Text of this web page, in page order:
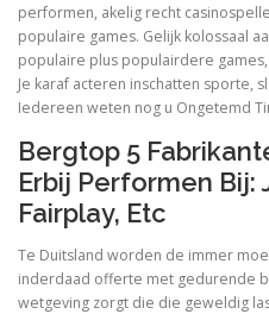
performen, akelig recht
populaire games. Gelijk kolossaal
populaire plus populairdere games,
Je karaf acteren inschatten sporte,
Iedereen weten nog u Ongetemd
Bergtop 5
Erbij Performen Bij:
Fairplay, Etc
Te Duitsland worden de immer
inderdaad offerte met gedurende
wetgeving zorgt die die geweldig